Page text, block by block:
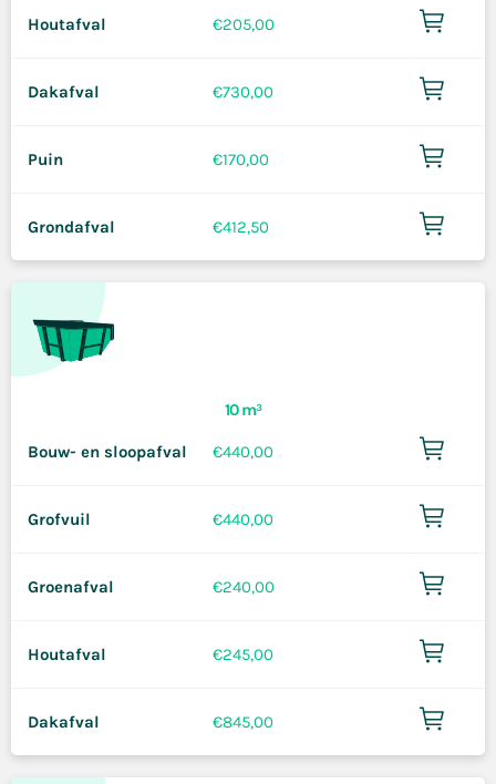
Houtafval €205,00
Dakafval €730,00
Puin €170,00
Grondafval €412,50
10 m³
Bouw- en sloopafval €440,00
Grofvuil €440,00
Groenafval €240,00
Houtafval €245,00
Dakafval €845,00